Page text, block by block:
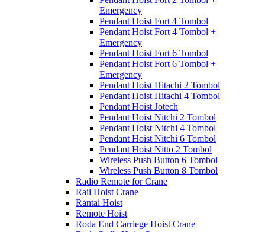
Emergency
Pendant Hoist Fort 4 Tombol
Pendant Hoist Fort 4 Tombol +
Emergency
Pendant Hoist Fort 6 Tombol
Pendant Hoist Fort 6 Tombol +
Emergency
Pendant Hoist Hitachi 2 Tombol
Pendant Hoist Hitachi 4 Tombol
Pendant Hoist Jotech
Pendant Hoist Nitchi 2 Tombol
Pendant Hoist Nitchi 4 Tombol
Pendant Hoist Nitchi 6 Tombol
Pendant Hoist Nitto 2 Tombol
Wireless Push Button 6 Tombol
Wireless Push Button 8 Tombol
Radio Remote for Crane
Rail Hoist Crane
Rantai Hoist
Remote Hoist
Roda End Carriege Hoist Crane